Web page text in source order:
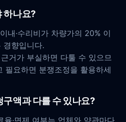
하나요?
내·수리비가 차량가의 20% 이
경향입니다.
거가 부실하면 다툴 수 있으므
필요하면 분쟁조정을 활용하세
구액과 다를 수 있나요?
율·면제 여부는 업체와 약관마다